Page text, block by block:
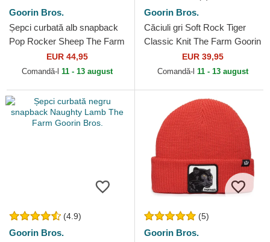
Goorin Bros.
Șepci curbată alb snapback
Pop Rocker Sheep The Farm
Goorin Bros.EUR 44,95
Comandă-l 11 - 13 august
Goorin Bros.
Căciuli gri Soft Rock Tiger
Classic Knit The Farm Goorin
EUR 39,95
Comandă-l 11 - 13 august
(4.9)
Goorin Bros.
(5)
Goorin Bros.